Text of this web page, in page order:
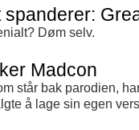
spanderer:
Døm selv.
Madcon
står bak parodien,
å lage sin egen